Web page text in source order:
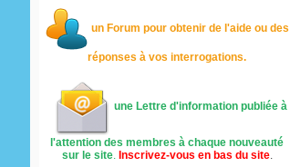
un Forum pour obtenir de l'aide ou des
réponses à vos interrogations.
une Lettre d'information publiée à
l'attention des membres à chaque nouveauté
sur le site. Inscrivez-vous en bas du site.